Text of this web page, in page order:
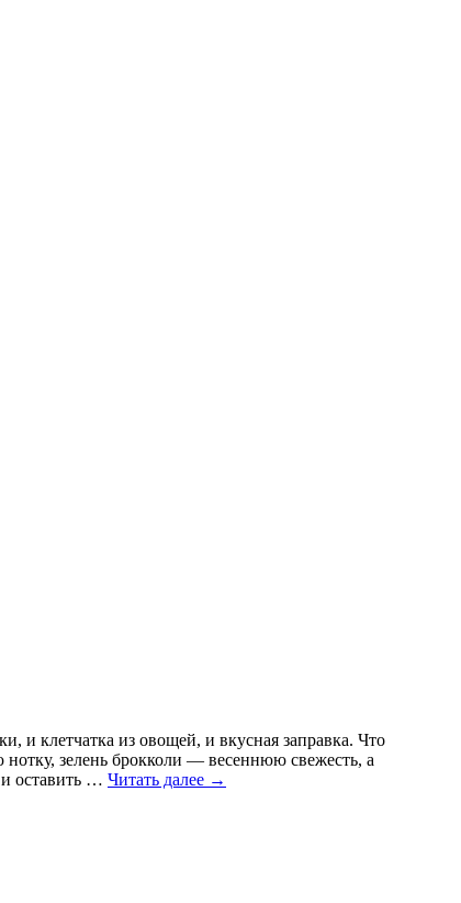
и клетчатка из овощей, и вкусная заправка. Что
зелень брокколи — весеннюю свежесть, а
оставить … Читать далее →